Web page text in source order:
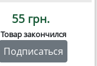
55 грн.
Товар закончился
Подписаться